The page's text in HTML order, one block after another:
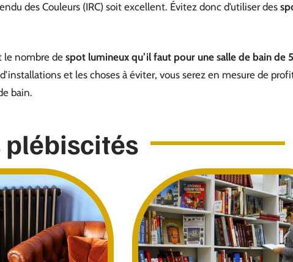
des Couleurs (IRC) soit excellent. Évitez donc d’utiliser des
le nombre de spot lumineux qu’il faut pour une salle de bain de
et les choses à éviter, vous serez en mesure de
bain.
plébiscités